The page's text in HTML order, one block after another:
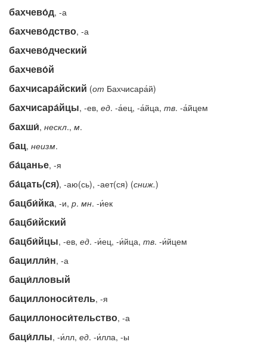
бахчево́д, -а
бахчево́дство, -а
бахчево́дческий
бахчево́й
бахчисара́йский (от Бахчисара́й)
бахчисара́йцы, -ев, ед. -а́ец, -а́йца, тв. -а́йцем
бахши́, нескл., м.
бац, неизм.
ба́цанье, -я
ба́цать(ся), -аю(сь), -ает(ся) (сниж.)
бацби́йка, -и, р. мн. -и́ек
бацби́йский
бацби́йцы, -ев, ед. -и́ец, -и́йца, тв. -и́йцем
бацилли́н, -а
баци́лловый
бациллоноси́тель, -я
бациллоноси́тельство, -а
баци́ллы, -и́лл, ед. -и́лла, -ы